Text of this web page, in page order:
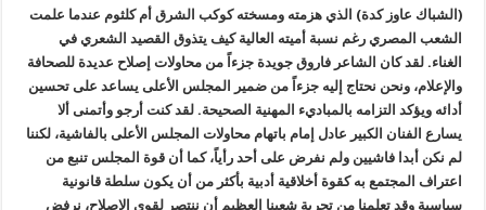
(الشباك عاوز كدة) الذي هزمته ومسخته كوكب الشرق أم كلثوم عندما علمت
الشعب المصري رغم نسبة أميته العالية كيف يتذوق القصيد الشعري في
الغناء. لقد كان الشاعر فاروق جويدة جزءاً من محاولات إصلاح عديدة للصحافة
والإعلام، ونحن نحتاج إليه جزءاً من ضمير المجلس الأعلى يساعد على تحسين
أدائه ويؤكد التزامه بالمباديء المهنية الصحيحة. لقد كنت أرجو وأتمنى ألا
يسارع الفنان الكبير عادل إمام باتهام محاولات المجلس الأعلى بالفاشية، لكننا
لم نكن أبدا فاشيين ولم نفرض على أحد رأياً، كما أن قوة المجلس تنبع من
اعتراف المجتمع به كقوة أخلاقية أدبية بأكثر من أن يكون سلطة قانونية
سياسية وقد تعلمنا من تجربة شعبنا العظيم أن ننتصر لقوى الإصلاح، نرفض